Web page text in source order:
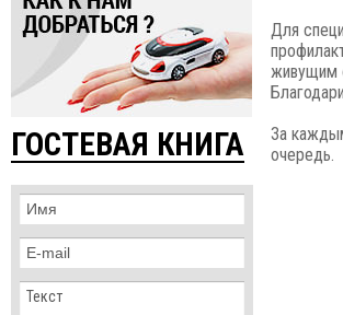
ГОСТЕВАЯ КНИГА
Для
живущим
За
очередь.